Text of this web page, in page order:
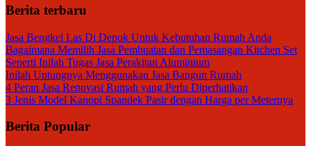
Berita terbaru
Jasa Bengkel Las Di Depok Untuk Kebutuhan Rumah Anda
Bagaimana Memilih Jasa Pembuatan dan Pemasangan Kitchen Set
Seperti Inilah Tugas Jasa Perakitan Aluminium
Inilah Untungnya Menggunakan Jasa Bangun Rumah
4 Peran Jasa Renovasi Rumah yang Perlu Diperhatikan
3 Jenis Model Kanopi Spandek Pasir dengan Harga per Meternya
Berita Popular